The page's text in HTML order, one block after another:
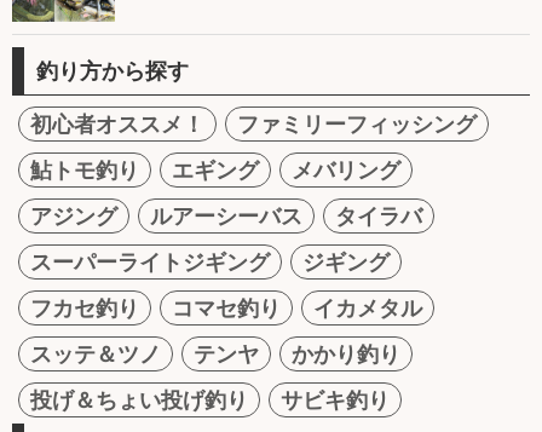
釣り方から探す
初心者オススメ！
ファミリーフィッシング
鮎トモ釣り
エギング
メバリング
アジング
ルアーシーバス
タイラバ
スーパーライトジギング
ジギング
フカセ釣り
コマセ釣り
イカメタル
スッテ＆ツノ
テンヤ
かかり釣り
投げ＆ちょい投げ釣り
サビキ釣り